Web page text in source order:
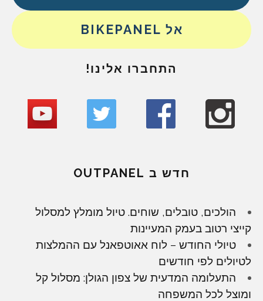
אל BIKEPANEL
התחברו אלינו!
חדש ב OUTPANEL
הולכים, טובלים, שוחים. טיול מומלץ למסלול
קייצי רטוב בעמק המעיינות
טיולי החודש – לוח אאוטפאנל עם ההמלצות
לטיולים לפי חודשים
התעלומה המדעית של צפון הגולן: מסלול קל
ומוצל לכל המשפחה